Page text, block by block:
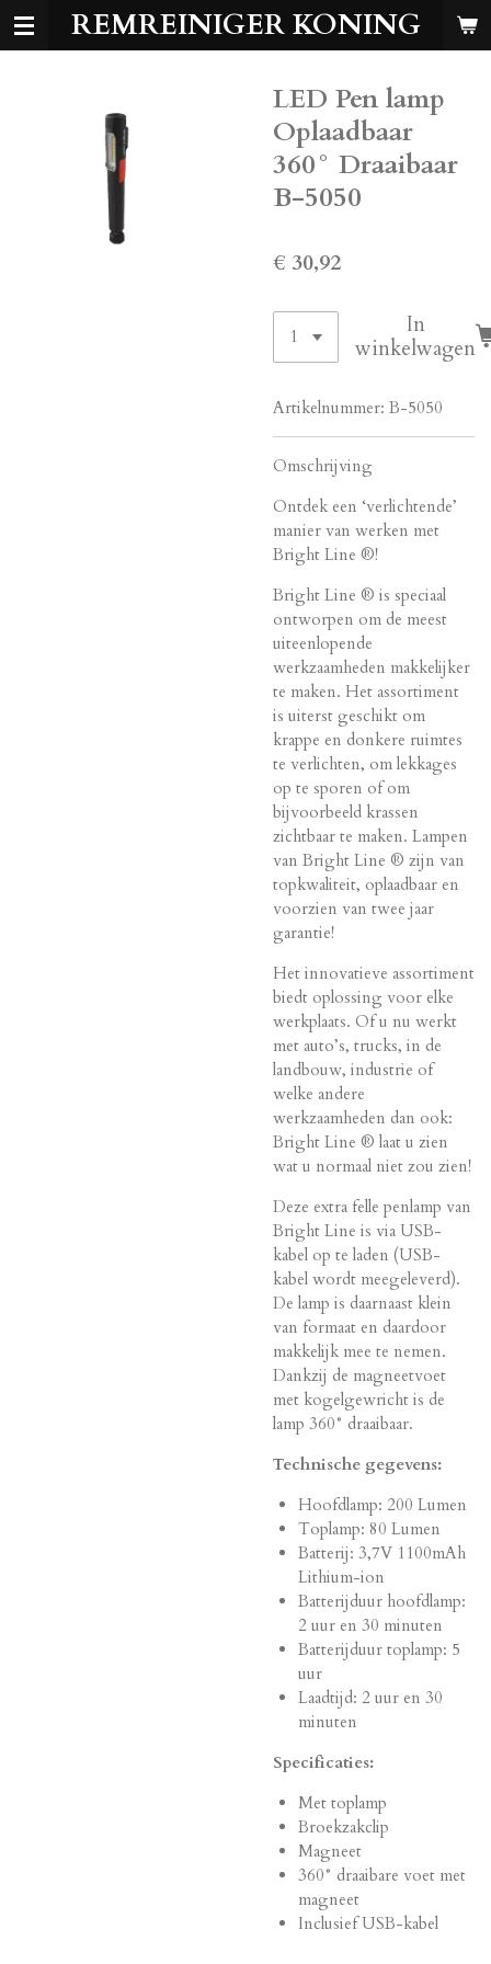
Ga
hoofdinhoud
REMREINIGER KONING
LED Pen lamp
Oplaadbaar
360° Draaibaar
B-5050
€ 30,92
In
winkelwagen
Artikelnummer: B-5050
Omschrijving
Ontdek een ‘verlichtende’
manier van werken met
Bright Line ®!
Bright Line ® is speciaal
ontworpen om de meest
uiteenlopende
werkzaamheden makkelijker
te maken. Het assortiment
is uiterst geschikt om
krappe en donkere ruimtes
te verlichten, om lekkages
op te sporen of om
bijvoorbeeld krassen
zichtbaar te maken. Lampen
van Bright Line ® zijn van
topkwaliteit, oplaadbaar en
voorzien van twee jaar
garantie!
Het innovatieve assortiment
biedt oplossing voor elke
werkplaats. Of u nu werkt
met auto’s, trucks, in de
landbouw, industrie of
welke andere
werkzaamheden dan ook:
Bright Line ® laat u zien
wat u normaal niet zou zien!
Deze extra felle penlamp van
Bright Line is via USB-
kabel op te laden (USB-
kabel wordt meegeleverd).
De lamp is daarnaast klein
van formaat en daardoor
makkelijk mee te nemen.
Dankzij de magneetvoet
met kogelgewricht is de
lamp 360° draaibaar.
Technische gegevens:
Hoofdlamp: 200 Lumen
Toplamp: 80 Lumen
Batterij: 3,7V 1100mAh
Lithium-ion
Batterijduur hoofdlamp:
2 uur en 30 minuten
Batterijduur toplamp: 5
uur
Laadtijd: 2 uur en 30
minuten
Specificaties:
Met toplamp
Broekzakclip
Magneet
360° draaibare voet met
magneet
Inclusief USB-kabel